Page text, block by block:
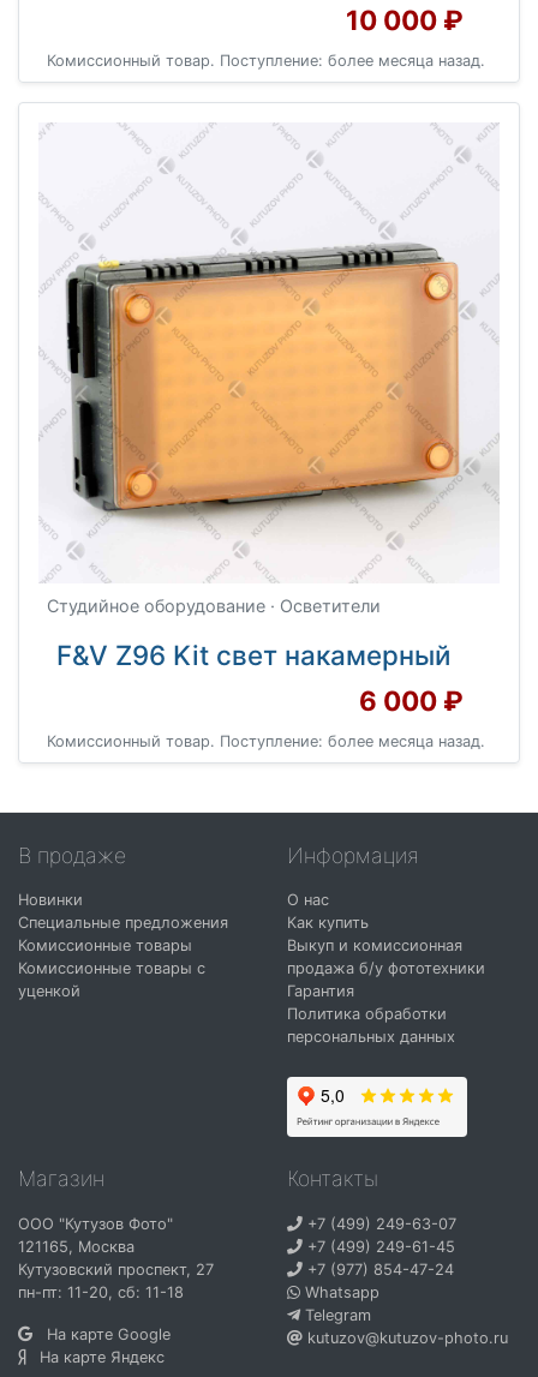
10 000 ₽
Комиссионный товар. Поступление: более месяца назад.
Студийное оборудование · Осветители
F&V Z96 Kit свет накамерный
6 000 ₽
Комиссионный товар. Поступление: более месяца назад.
В продаже
Новинки
Специальные предложения
Комиссионные товары
Комиссионные товары с
уценкой
Информация
О нас
Как купить
Выкуп и комиссионная
продажа б/у фототехники
Гарантия
Политика обработки
персональных данных
Магазин
ООО "Кутузов Фото"
121165, Москва
Кутузовский проспект, 27
пн-пт: 11-20, сб: 11-18
На карте Google
На карте Яндекс
Контакты
+7 (499) 249-63-07
+7 (499) 249-61-45
+7 (977) 854-47-24
Whatsapp
Telegram
kutuzov@kutuzov-photo.ru